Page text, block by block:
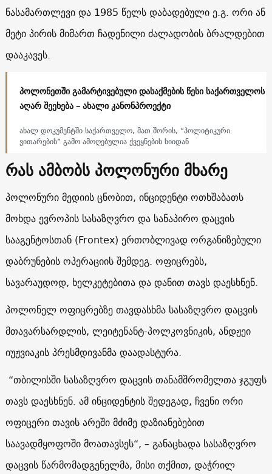
ნასამართლევი და 1985 წელს დაბადებული ე.გ. ორი ან
მეტი პირის მიმართ ჩადენილი ძალადობის ბრალდებით
დააკავეს.
პოლონეთში გამარტივებული დასაქმების წესი საქართველოს
აღარ შეეხება – ახალი კანონპროექტი
ახალ დოკუმენტში საქართველო, მათ შორის, “პოლიტიკური
ვითარების” გამო ამოღებულია ქვეყნების სიიდან
რას ამბობს პოლონური მხარე
პოლონური მედიის ცნობით, ინციდენტი ოთხშაბათს
მოხდა ევროპის სასაზღვრო და სანაპირო დაცვის
სააგენტოსთან (Frontex) ერთობლივად ორგანიზებული
დაბრუნების ოპერაციის შემდეგ. ოფიცრებს,
სავარაუდოდ, ხელკეტებითა და დანით თავს დაესხნენ.
პოლონელ ოფიცრებზე თავდასხმა სასაზღვრო დაცვის
მთავარსარდლის, ლეიტენანტ-პოლკოვნიკის, ანდჟეი
იუჟვიაკის პრესმდივანმა დაადასტურა.
“თბილისში სასაზღვრო დაცვის თანამშრომელთა ჯგუფს
თავს დაესხნენ. ამ ინციდენტის შედეგად, ჩვენი ორი
ოფიცერი თავის არეში მძიმე დაზიანებებით
საავადმყოფოში მოათავსეს“, – განაცხადა სასაზღვრო
დაცვის წარმომადგენელმა, მისი თქმით, დაჭრილ